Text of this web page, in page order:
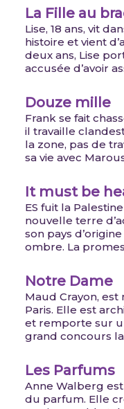
La Fille au
Lise, 18 ans, vit
histoire et vient
deux ans, Lise
accusée d’avoir
Douze mille
Frank se fait
il travaille
la zone, pas de
sa vie avec
It must be
ES fuit la
nouvelle terre
son pays
ombre. La
Notre Dame
Maud Crayon, est
Paris. Elle est
et remporte sur
grand concours
Les Parfums
Anne Walberg
du parfum. Elle